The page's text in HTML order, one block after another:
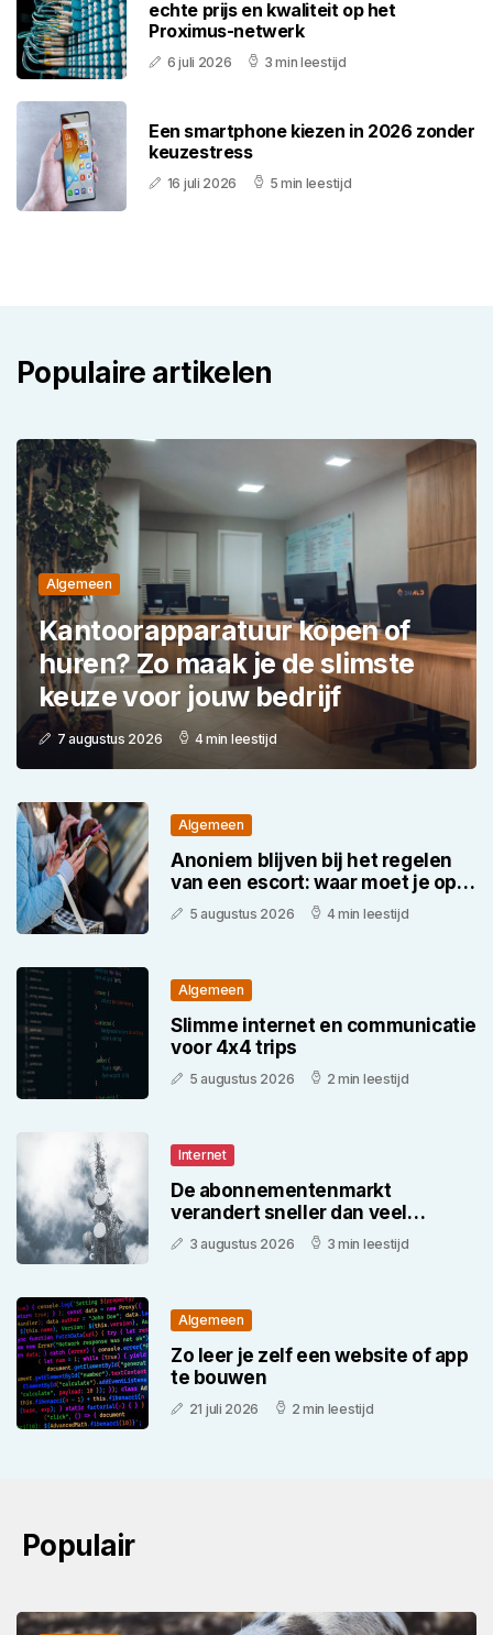
echte prijs en kwaliteit op het
Proximus-netwerk
6 juli 2026 3 min leestijd
Een smartphone kiezen in 2026 zonder
keuzestress
16 juli 2026 5 min leestijd
Populaire artikelen
Algemeen
Kantoorapparatuur kopen of
huren? Zo maak je de slimste
keuze voor jouw bedrijf
7 augustus 2026 4 min leestijd
Algemeen
Anoniem blijven bij het regelen
van een escort: waar moet je op
letten
5 augustus 2026 4 min leestijd
Algemeen
Slimme internet en communicatie
voor 4x4 trips
5 augustus 2026 2 min leestijd
Internet
De abonnementenmarkt
verandert sneller dan veel
consumenten denken
3 augustus 2026 3 min leestijd
Algemeen
Zo leer je zelf een website of app
te bouwen
21 juli 2026 2 min leestijd
Populair